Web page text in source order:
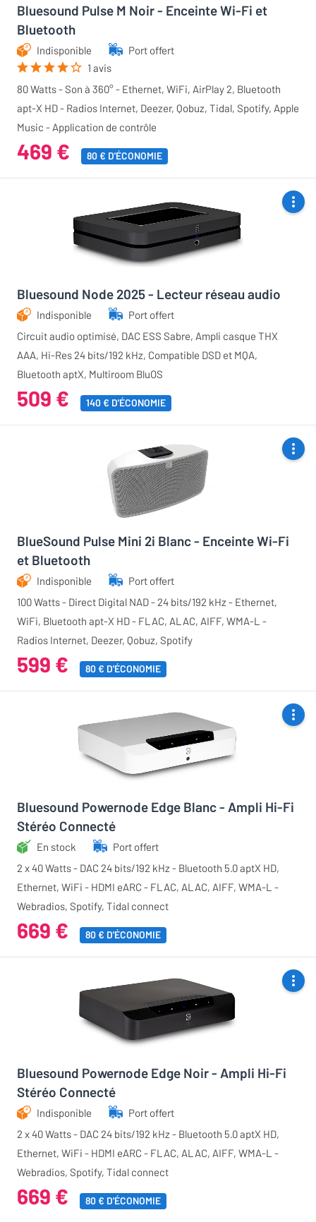
Bluesound Pulse M Noir - Enceinte Wi-Fi et
Bluetooth
Indisponible
Port offert
1 avis
80 Watts - Son à 360° - Ethernet, WiFi, AirPlay 2, Bluetooth
apt-X HD - Radios Internet, Deezer, Qobuz, Tidal, Spotify, Apple
Music - Application de contrôle
469 € 80 € D'ÉCONOMIE
Bluesound Node 2025 - Lecteur réseau audio
Indisponible
Port offert
Circuit audio optimisé, DAC ESS Sabre, Ampli casque THX
AAA, Hi-Res 24 bits/192 kHz, Compatible DSD et MQA,
Bluetooth aptX, Multiroom BluOS
509 € 140 € D'ÉCONOMIE
BlueSound Pulse Mini 2i Blanc - Enceinte Wi-Fi
et Bluetooth
Indisponible
Port offert
100 Watts - Direct Digital NAD - 24 bits/192 kHz - Ethernet,
WiFi, Bluetooth apt-X HD - FLAC, ALAC, AIFF, WMA-L -
Radios Internet, Deezer, Qobuz, Spotify
599 € 80 € D'ÉCONOMIE
Bluesound Powernode Edge Blanc - Ampli Hi-Fi
Stéréo Connecté
En stock
Port offert
2 x 40 Watts - DAC 24 bits/192 kHz - Bluetooth 5.0 aptX HD,
Ethernet, WiFi - HDMI eARC - FLAC, ALAC, AIFF, WMA-L -
Webradios, Spotify, Tidal connect
669 € 80 € D'ÉCONOMIE
Bluesound Powernode Edge Noir - Ampli Hi-Fi
Stéréo Connecté
Indisponible
Port offert
2 x 40 Watts - DAC 24 bits/192 kHz - Bluetooth 5.0 aptX HD,
Ethernet, WiFi - HDMI eARC - FLAC, ALAC, AIFF, WMA-L -
Webradios, Spotify, Tidal connect
669 € 80 € D'ÉCONOMIE